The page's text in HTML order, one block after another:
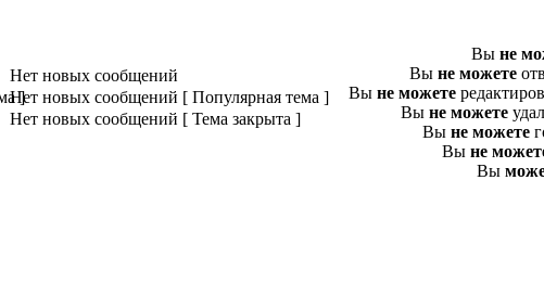
Нет новых сообщений
Нет новых сообщений [ Популярная тема ]
Нет новых сообщений [ Тема закрыта ]
Вы не
Вы не можете
Вы не можете
Вы не можете
Вы не можете
Вы не
Вы